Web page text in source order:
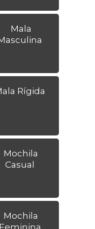
Mala
Rígida
Mochila
Casual
Mochila
Feminina